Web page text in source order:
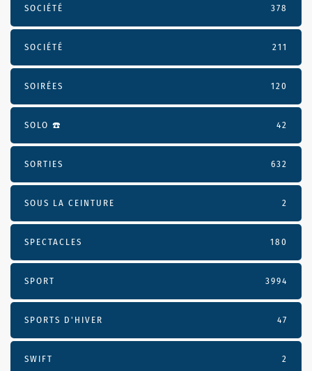
SOCIÉTÉ 378
SOCIÉTÉ 211
SOIRÉES 120
SOLO ☎️ 42
SORTIES 632
SOUS LA CEINTURE 2
SPECTACLES 180
SPORT 3994
SPORTS D'HIVER 47
SWIFT 2